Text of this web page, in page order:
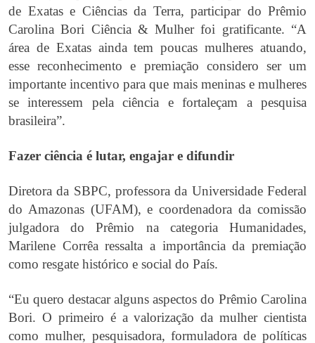
de Exatas e Ciências da Terra, participar do Prêmio
Carolina Bori Ciência & Mulher foi gratificante. “A
área de Exatas ainda tem poucas mulheres atuando,
esse reconhecimento e premiação considero ser um
importante incentivo para que mais meninas e mulheres
se interessem pela ciência e fortaleçam a pesquisa
brasileira”.
Fazer ciência é lutar, engajar e difundir
Diretora da SBPC, professora da Universidade Federal
do Amazonas (UFAM), e coordenadora da comissão
julgadora do Prêmio na categoria Humanidades,
Marilene Corrêa ressalta a importância da premiação
como resgate histórico e social do País.
“Eu quero destacar alguns aspectos do Prêmio Carolina
Bori. O primeiro é a valorização da mulher cientista
como mulher, pesquisadora, formuladora de políticas